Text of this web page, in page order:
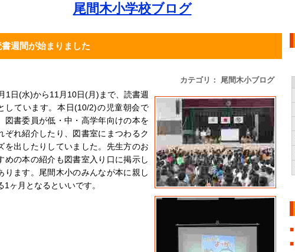
尾間木小学校ブログ
書週間が始まりました
カテゴリ： 尾間木小ブログ
1日(水)から11月10日(月)まで、読書週
しています。本日(10/2)の児童朝会で
図書委員が低・中・高学年向けの本を
ぞれ紹介したり、図書室にまつわるク
を出したりしていました。先生方のお
めの本の紹介も図書室入り口に掲示し
ります。尾間木小のみんなが本に親し
1ヶ月となるといいです。
■
■